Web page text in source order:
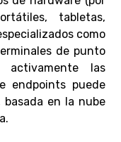
tabletas,
como
de punto
las
endpoints puede
en la nube